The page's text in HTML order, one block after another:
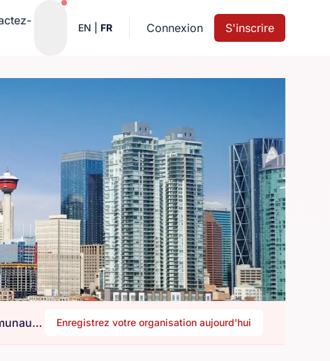
Notifications actives
EN FR Connexion S'inscrire
Besoin de bénévoles ? Êtes-vous une organisation à la recherche d'aide ? Rejoignez notre communauté. Enregistrez votre organisation aujourd'hui